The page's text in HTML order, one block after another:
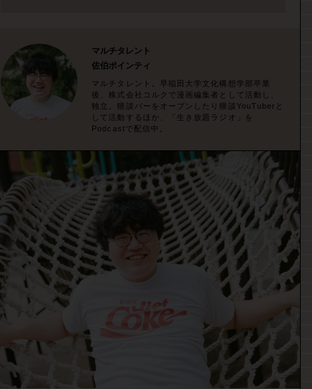
マルチタレント
佐伯ポインティ
マルチタレント。早稲田大学文化構想学部卒業
後、株式会社コルクで漫画編集者として活動し、
独立。猥談バーをオープンしたり猥談YouTuberと
して活動するほか、「生き放題ラジオ」を
Podcastで配信中。